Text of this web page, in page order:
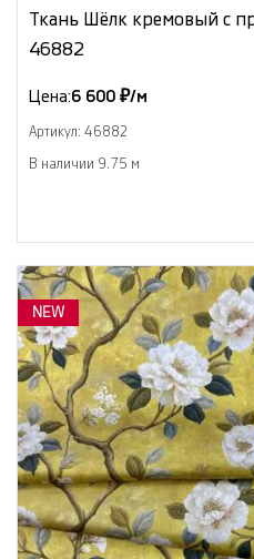
Ткань Шёлк кремовый с
46882
Цена:6 600 ₽/м
Артикул: 46882
В наличии 9.75 м
NEW